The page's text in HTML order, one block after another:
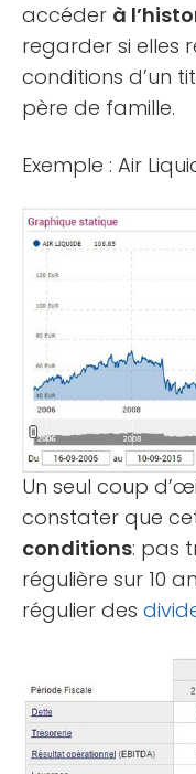
accéder à
regarder si elles
conditions d’un
père de famille.
Exemple : Air
Un seul coup
constater que
conditions: pas
régulière sur 10
régulier des